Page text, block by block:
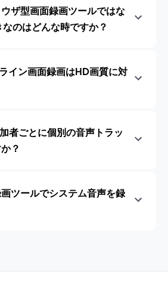
ザ型画面録画ツールではな
のはどんな時ですか？
イン画面録画はHD画質に対
者ごとに個別の音声トラッ
？
ツールでシステム音声を録